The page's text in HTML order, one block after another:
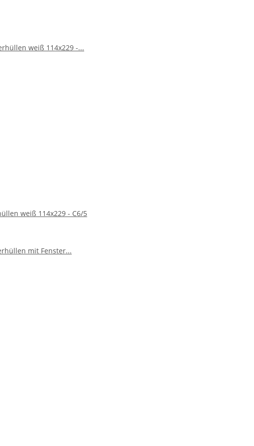
Einladungen zu Veranstaltungen, Danksagungen
nach Gebrauch recycelt werden, was sie zu einer
weiß 114x229 - C6/5